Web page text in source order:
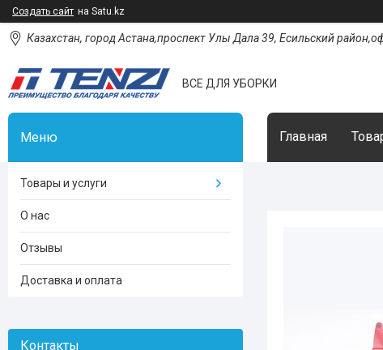
Создать сайт на Satu.kz
Казахстан, город Астана,проспект Улы Дала 39, Есильский
ВСЕ ДЛЯ УБОРКИ
Главная
Товары и услуги
О нас
Отзывы
Доставка и оплата